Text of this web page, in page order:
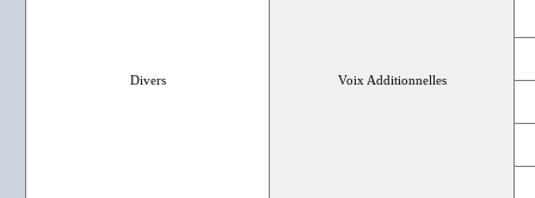
Divers Voix Additionnelles